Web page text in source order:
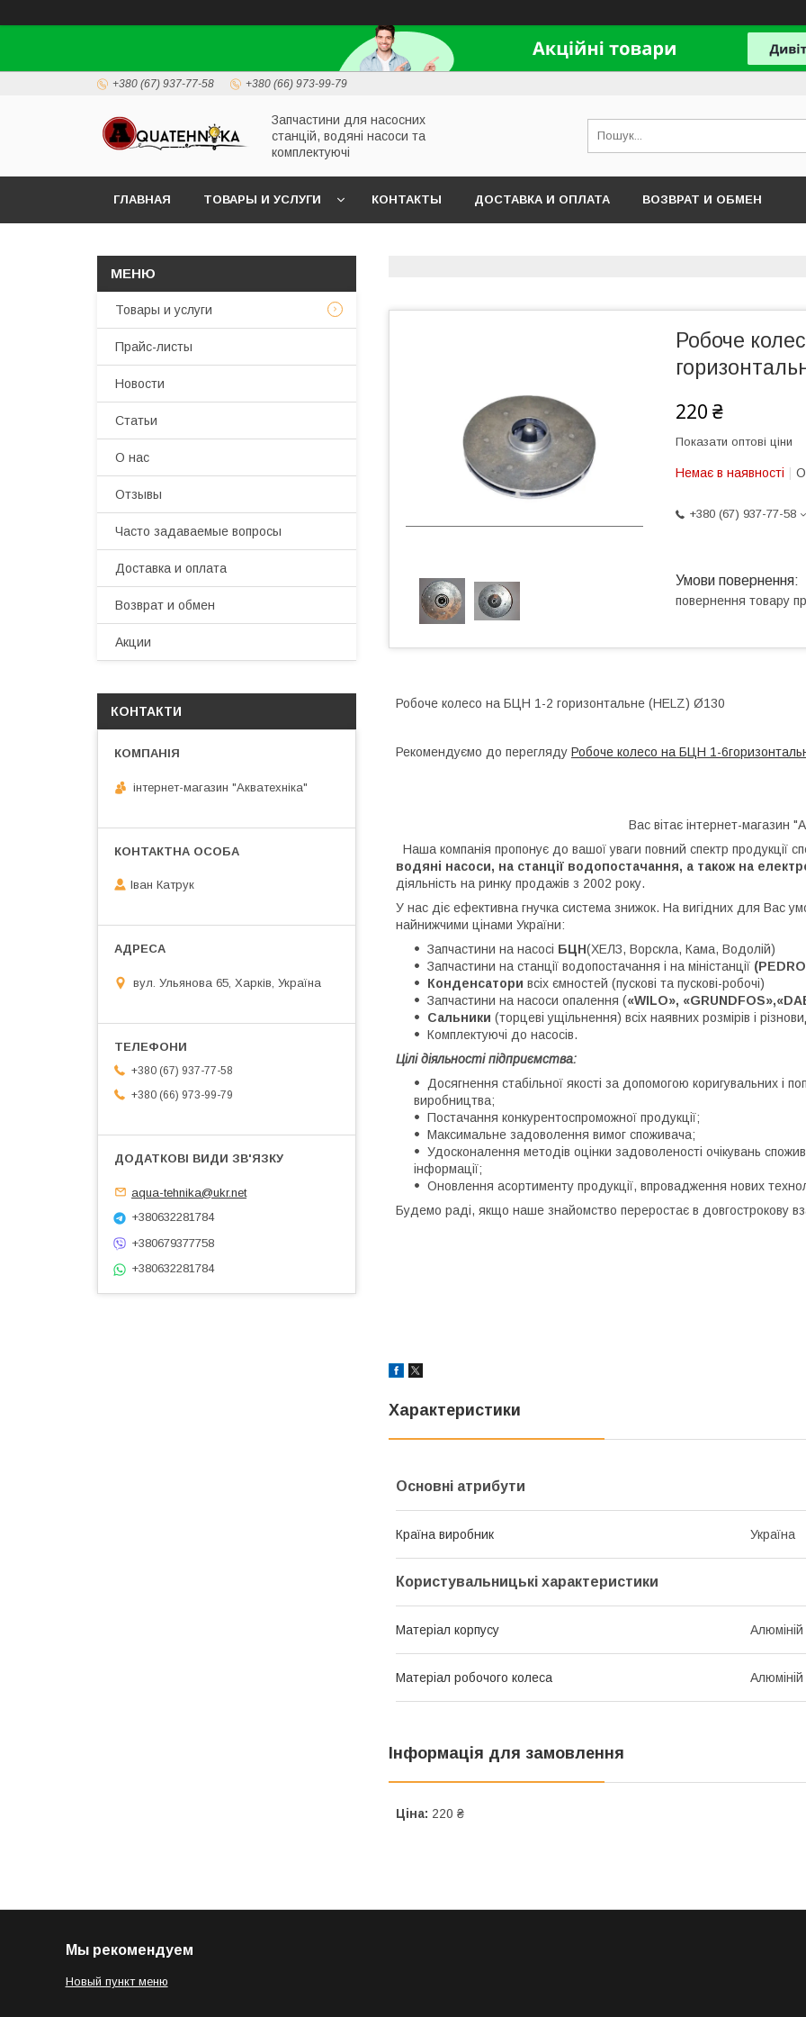
+380 (67) 937-77-58 +380 (66) 973-99-79
Запчастини для насосних
станцій, водяні насоси та
комплектуючі
ГЛАВНАЯ ТОВАРЫ И УСЛУГИ КОНТАКТЫ ДОСТАВКА И ОПЛАТА ВОЗВРАТ И ОБМЕН
Робоче
220 ₴
Показати оптові ціни
Немає в наявності
+380 (67) 937-77-58
повернення товару
Робоче колесо на БЦН 1-2 горизонтальне (HELZ) Ø130
Рекомендуємо до перегляду Робоче колесо на БЦН 1-
Вас вітає інтернет-магазин
Наша компанія пропонує до вашої уваги повний спектр продукції
водяні насоси, на станції водопостачання, а також на
діяльність на ринку продажів з 2002 року.
У нас діє ефективна гнучка система знижок. На вигідних для Вас
найнижчими цінами України:
Запчастини на насосі БЦН(ХЕЛЗ, Ворскла, Кама, Водолій)
Запчастини на станції водопостачання і на міністанції
Конденсатори всіх ємностей (пускові та пускові-робочі)
Запчастини на насоси опалення («WILO»,
Сальники (торцеві ущільнення) всіх наявних розмірів і
Комплектуючі до насосів.
Цілі діяльності підприємства:
Досягнення стабільної якості за допомогою коригувальних і
виробництва;
Постачання конкурентоспроможної продукції;
Максимальне задоволення вимог споживача;
Удосконалення методів оцінки задоволеності очікувань
інформації;
Оновлення асортименту продукції, впровадження нових
Будемо раді, якщо наше знайомство переростає в довгострокову
Характеристики
Основні атрибути
Країна виробник Україна
Користувальницькі характеристики
Матеріал корпусу Алюміній
Матеріал робочого колеса Алюміній
Інформація для замовлення
Ціна: 220 ₴
Товары и услуги
Прайс-листы
Новости
Статьи
О нас
Отзывы
Часто задаваемые вопросы
Доставка и оплата
Возврат и обмен
Акции
КОНТАКТИ
інтернет-магазин "Акватехніка"
Іван Катрук
вул. Ульянова 65, Харків, Україна
+380 (67) 937-77-58
+380 (66) 973-99-79
aqua-tehnika@ukr.net
+380632281784
+380679377758
+380632281784
Мы рекомендуем
Новый пункт меню